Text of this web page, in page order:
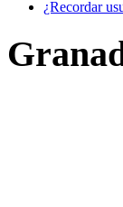
¿Recordar